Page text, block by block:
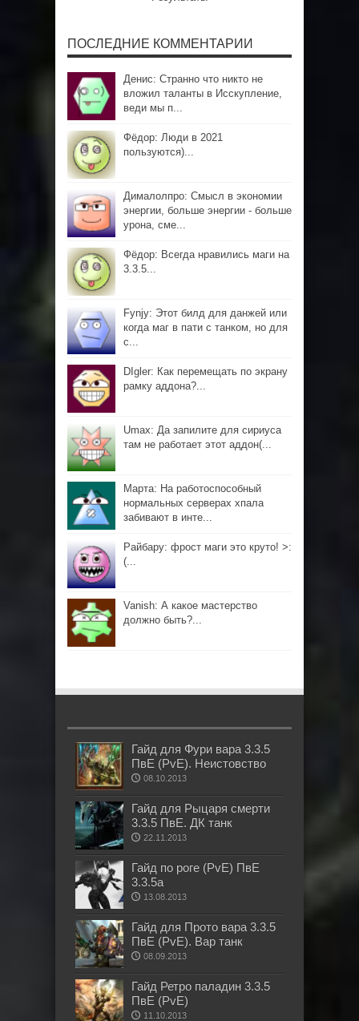
ПОСЛЕДНИЕ КОММЕНТАРИИ
Денис: Странно что никто не
вложил таланты в Исскупление,
веди мы п...
Фёдор: Люди в 2021
пользуются)...
Дималолпро: Смысл в экономии
энергии, больше энергии - больше
урона, сме...
Фёдор: Всегда нравились маги на
3.3.5...
Fynjy: Этот билд для данжей или
когда маг в пати с танком, но для
с...
DIgler: Как перемещать по экрану
рамку аддона?...
Umax: Да запилите для сириуса
там не работает этот аддон(...
Марта: На работоспособный
нормальных серверах хпала
забивают в инте...
Райбару: фрост маги это круто! >:
(...
Vanish: А какое мастерство
должно быть?...
Гайд для Фури вара 3.3.5
ПвЕ (PvE). Неистовство
08.10.2013
Гайд для Рыцаря смерти
3.3.5 ПвЕ. ДК танк
22.11.2013
Гайд по роге (PvE) ПвЕ
3.3.5а
13.08.2013
Гайд для Прото вара 3.3.5
ПвЕ (PvE). Вар танк
08.09.2013
Гайд Ретро паладин 3.3.5
ПвЕ (PvE)
11.10.2013